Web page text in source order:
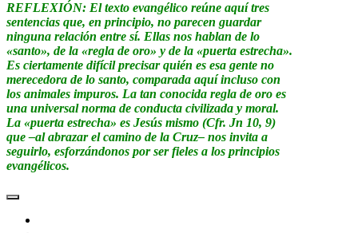
REFLEXIÓN: El texto evangélico reúne aquí tres
sentencias que, en principio, no parecen guardar
ninguna relación entre sí. Ellas nos hablan de lo
«santo», de la «regla de oro» y de la «puerta estrecha».
Es ciertamente difícil precisar quién es esa gente no
merecedora de lo santo, comparada aquí incluso con
los animales impuros. La tan conocida regla de oro es
una universal norma de conducta civilizada y moral.
La «puerta estrecha» es Jesús mismo (Cfr. Jn 10, 9)
que –al abrazar el camino de la Cruz– nos invita a
seguirlo, esforzándonos por ser fieles a los principios
evangélicos.